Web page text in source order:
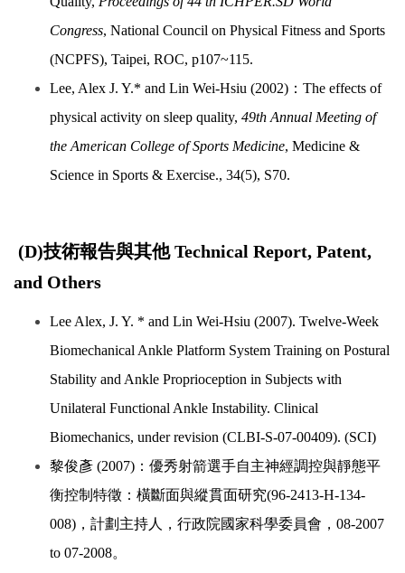
Congress, National Council on Physical Fitness and Sports
(NCPFS), Taipei, ROC, p107~115.
Lee, Alex J. Y.* and Lin Wei-Hsiu (2002)：The effects of
physical activity on sleep quality, 49th Annual Meeting of
the American College of Sports Medicine, Medicine &
Science in Sports & Exercise., 34(5), S70.
(D)技術報告與其他 Technical Report, Patent,
and Others
Lee Alex, J. Y. * and Lin Wei-Hsiu (2007). Twelve-Week
Biomechanical Ankle Platform System Training on Postural
Stability and Ankle Proprioception in Subjects with
Unilateral Functional Ankle Instability. Clinical
Biomechanics, under revision (CLBI-S-07-00409). (SCI)
黎俊彥 (2007)：優秀射箭選手自主神經調控與靜態平
衡控制特徵：橫斷面與縱貫面研究(96-2413-H-134-
008)，計劃主持人，行政院國家科學委員會，08-2007
to 07-2008。